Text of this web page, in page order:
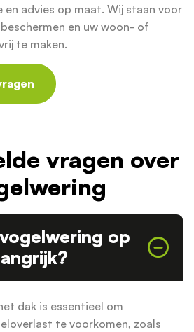
en advies op maat. Wij staan voor
en uw woon- of
te maken.
vragen over
op
dak is essentieel om
te voorkomen, zoals